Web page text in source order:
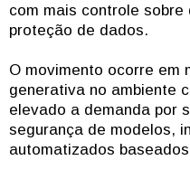
com mais controle sobre
proteção de dados.
O movimento ocorre em
generativa no ambiente
elevado a demanda por
segurança de modelos,
automatizados